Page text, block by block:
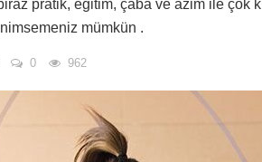
pratik, eğitim, çaba ve azim ile çok
mümkün .
0 962